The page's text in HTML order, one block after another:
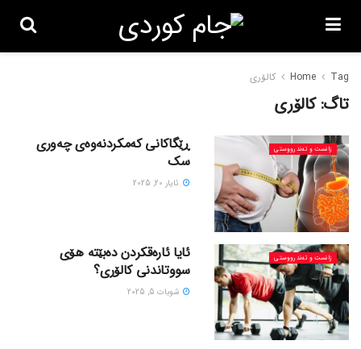
Home Tag کالۆری
تاگ:کالۆری
زانست و تەندرووستی
ڕێگاکانی کەمکردنەوەی چەوری
سک
ئایار 20, 2025
زانست و تەندرووستی
ئایا ئارەقکردن دەبێتە هۆی
سووتاندنی کالۆری؟
شوبات 5, 2025